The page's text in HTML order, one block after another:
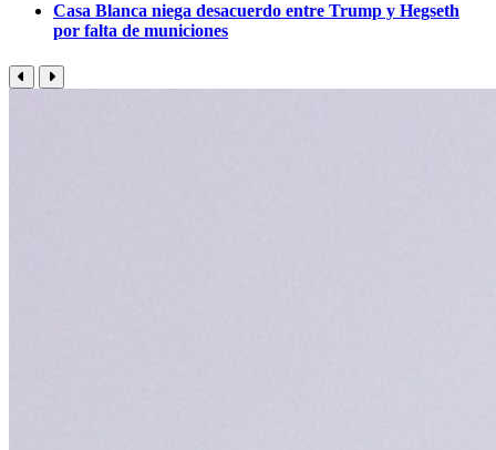
Casa Blanca niega desacuerdo entre Trump y Hegseth
por falta de municiones